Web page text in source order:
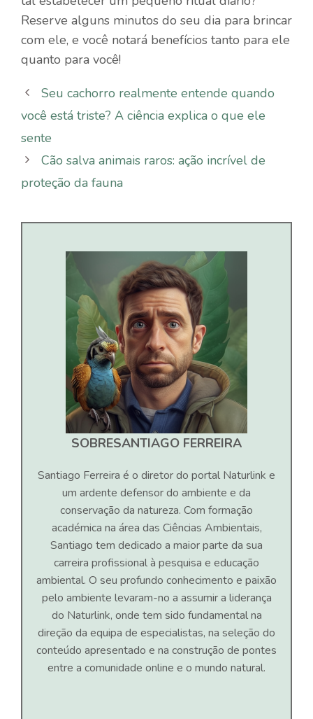
Reserve alguns minutos do seu dia para brincar
com ele, e você notará benefícios tanto para ele
quanto para você!
Seu cachorro realmente entende quando
você está triste? A ciência explica o que ele
sente
Cão salva animais raros: ação incrível de
proteção da fauna
SOBRESANTIAGO FERREIRA
Santiago Ferreira é o diretor do portal Naturlink e
um ardente defensor do ambiente e da
conservação da natureza. Com formação
académica na área das Ciências Ambientais,
Santiago tem dedicado a maior parte da sua
carreira profissional à pesquisa e educação
ambiental. O seu profundo conhecimento e paixão
pelo ambiente levaram-no a assumir a liderança
do Naturlink, onde tem sido fundamental na
direção da equipa de especialistas, na seleção do
conteúdo apresentado e na construção de pontes
entre a comunidade online e o mundo natural.